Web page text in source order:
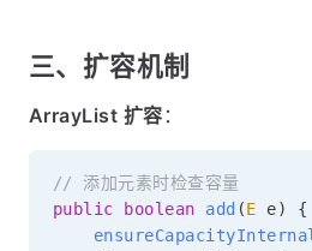
三、扩容机制
ArrayList 扩容 ：
// 添加元素时检查容量
public
boolean add (E e)
{
ensureCapacityInternal